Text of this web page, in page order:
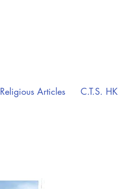
Religious Articles C.T.S. HK